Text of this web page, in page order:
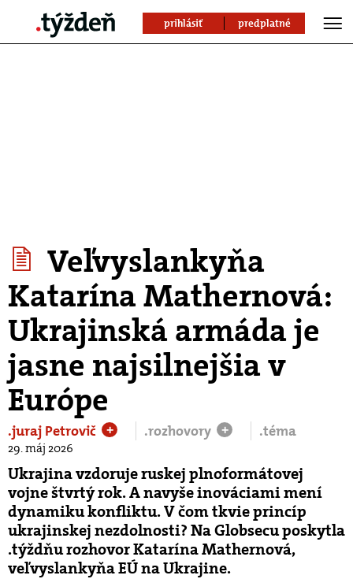
prihlásiť predplatné
Veľvyslankyňa
Katarína Mathernová:
Ukrajinská armáda je
jasne najsilnejšia v
Európe
.juraj Petrovič + .rozhovory + .téma
29. máj 2026
Ukrajina vzdoruje ruskej plnoformátovej
vojne štvrtý rok. A navyše inováciami mení
dynamiku konfliktu. V čom tkvie princíp
ukrajinskej nezdolnosti? Na Globsecu poskytla
.týždňu rozhovor Katarína Mathernová,
veľvyslankyňa EÚ na Ukrajine.